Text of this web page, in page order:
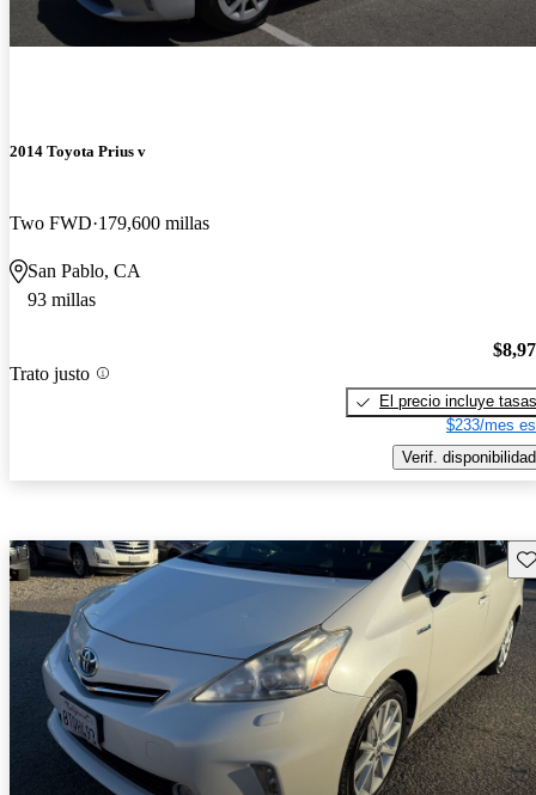
2014 Toyota Prius v
Two FWD 179,600 millas
San Pablo, CA
93 millas
Trato justo
El precio incluye tasas
$233/mes
Verif. disponibilidad